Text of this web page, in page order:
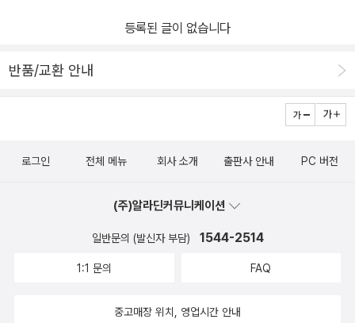
등록된 글이 없습니다
반품/교환 안내
로그인 전체 메뉴 회사 소개 출판사 안내 PC 버전
(주)알라딘커뮤니케이션
일반문의 (발신자 부담) 1544-2514
1:1 문의 FAQ
중고매장 위치, 영업시간 안내